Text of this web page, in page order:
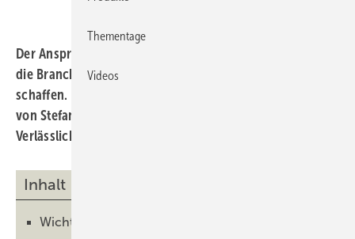
Der Anspruch von Somfy als Innovationstreiber ist es,
die Branche zu gestalten und neue Perspektiven zu
schaffen. Die entscheidenden Faktoren sind in den Augen
von Stefan Korte die Zukunftssicherheit und
Verlässlichkeit.
Inhalt
Wichtigste Entscheidung oder Entwicklung
Thementage
Videos